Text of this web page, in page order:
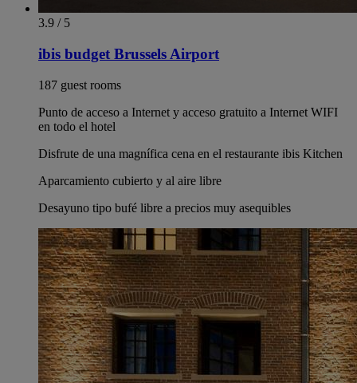
3.9 / 5
ibis budget Brussels Airport
187 guest rooms
Punto de acceso a Internet y acceso gratuito a Internet WIFI
en todo el hotel
Disfrute de una magnífica cena en el restaurante ibis Kitchen
Aparcamiento cubierto y al aire libre
Desayuno tipo bufé libre a precios muy asequibles